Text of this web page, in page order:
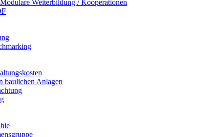
Weiterbildung / Kooperationen
baulichen Anlagen